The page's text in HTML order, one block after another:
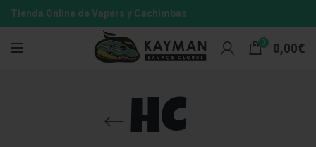
Tienda Online de Vapers y Cachimbas
0 0,00€
HC